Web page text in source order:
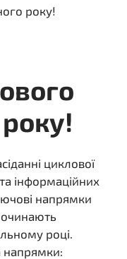
циклової
інформаційних
напрямки
році.
напрямки: